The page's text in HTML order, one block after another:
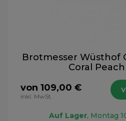
Brotmesser Wüsthof
Coral
von 109,00 €
inkl. MwSt.
Auf Lager, Montag